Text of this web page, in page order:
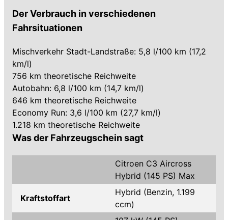
Der Verbrauch in verschiedenen
Fahrsituationen
Mischverkehr Stadt-Landstraße: 5,8 l/100 km (17,2
km/l)
756 km theoretische Reichweite
Autobahn: 6,8 l/100 km (14,7 km/l)
646 km theoretische Reichweite
Economy Run: 3,6 l/100 km (27,7 km/l)
1.218 km theoretische Reichweite
Was der Fahrzeugschein sagt
Citroen C3 Aircross
Hybrid (145 PS) Max
Kraftstoffart
Hybrid (Benzin, 1.199
ccm)